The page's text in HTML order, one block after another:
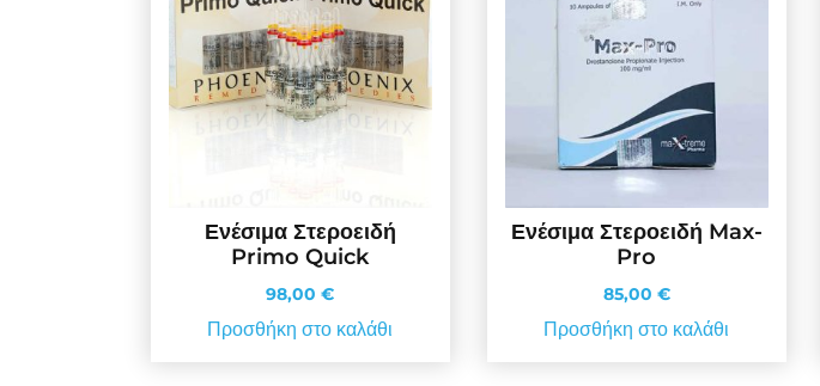
Ενέσιμα Στεροειδή
Primo Quick
98,00€
Προσθήκη στο καλάθι
Ενέσιμα Στεροειδή Max-
Pro
85,00 €
Προσθήκη στο καλάθι